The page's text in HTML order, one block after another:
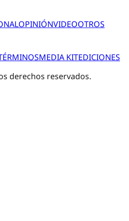
OPINIÓNVIDEOOTROS
MEDIA KITEDICIONES
derechos reservados.